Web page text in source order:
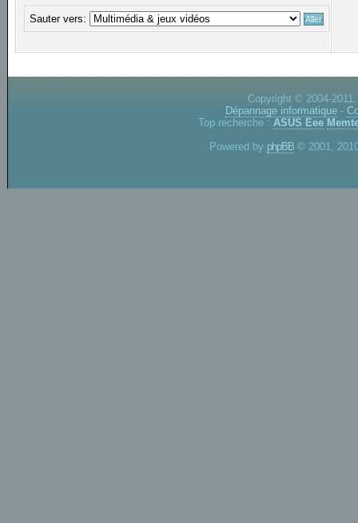
Sauter vers:
Copyright © 2004-
Dépannage informatique -
Top recherche : ASUS Eee
Powered by phpBB © 2001,